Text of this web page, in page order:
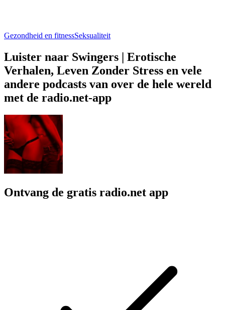
Gezondheid en fitnessSeksualiteit
Luister naar Swingers | Erotische
Verhalen, Leven Zonder Stress en vele
andere podcasts van over de hele wereld
met de radio.net-app
Ontvang de gratis radio.net app